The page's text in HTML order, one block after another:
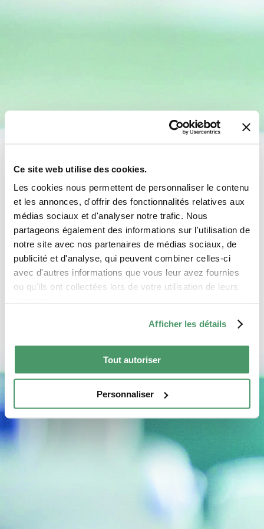
Ce site web utilise des cookies.
Les cookies nous permettent de personnaliser le contenu
et les annonces, d'offrir des fonctionnalités relatives aux
médias sociaux et d'analyser notre trafic. Nous
partageons également des informations sur l'utilisation de
notre site avec nos partenaires de médias sociaux, de
publicité et d'analyse, qui peuvent combiner celles-ci
avec d'autres informations que vous leur avez fournies
ou qu'ils ont collectées lors de votre utilisation de leurs
Afficher les détails
Tout autoriser
Personnaliser